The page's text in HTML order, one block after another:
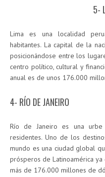
5-
Lima es una localidad
habitantes. La capital de la
posicionándose entre los
centro político, cultural y
anual es de unos 176.000
4- RÍO DE JANEIRO
Río de Janeiro es una
residentes. Uno de los
mundo es una ciudad global
prósperos de Latinoamérica
más de 176.000 millones de